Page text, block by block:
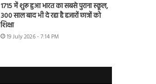
1715 में शुरू हुआ भारत का सबसे पुराना स्कूल,
300 साल बाद भी दे रहा है हजारों छात्रों को
शिक्षा
19 July 2026 - 7:14 PM